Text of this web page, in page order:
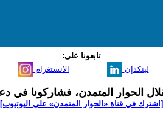
تابعونا على:
الانستغرام لينكدإن
الحوار المتمدن، فشاركونا في
[اشترك في قناة ‫«الحوار المتمدن» على اليوتيوب]